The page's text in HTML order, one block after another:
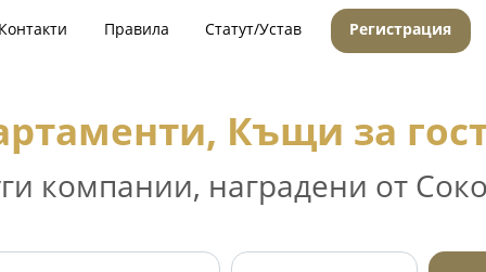
Правила Статут/Устав Регистрация
Къщи за
компании, наградени от